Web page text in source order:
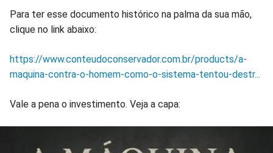
Para ter esse documento histórico na palma da sua mão,
clique no link abaixo:
https://www.conteudoconservador.com.br/products/a-
maquina-contra-o-homem-como-o-sistema-tentou-destr...
Vale a pena o investimento. Veja a capa: